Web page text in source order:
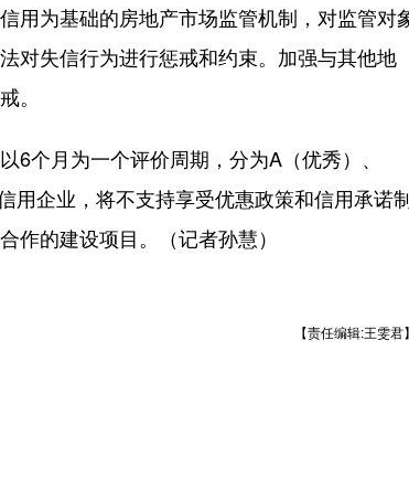
为基础的房地产市场监管机制，对监管对
对失信行为进行惩戒和约束。加强与其他地
。
月为一个评价周期，分为A（优秀）、
用企业，将不支持享受优惠政策和信用承诺
作的建设项目。（记者孙慧）
【责任编辑:王雯君】